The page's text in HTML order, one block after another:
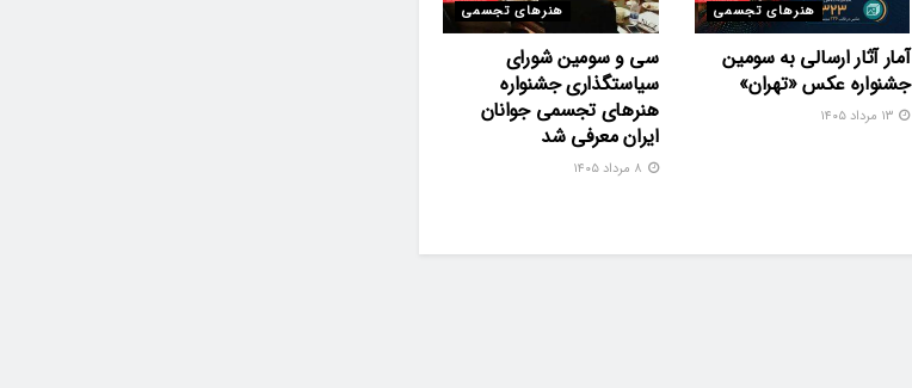
هنرهای تجسمی
آمار آثار ارسالی به سومین
جشنواره عکس «تهران»
هنرهای تجسمی
سی و سومین شورای
سیاستگذاری جشنواره
هنرهای تجسمی جوانان
ایران معرفی شد